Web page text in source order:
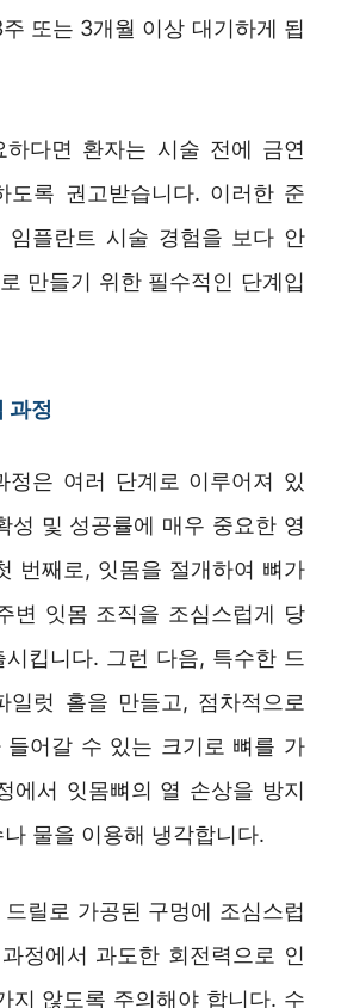
또는 3개월 이상 대기하게 됩
하다면 환자는 시술 전에 금연
도록 권고받습니다. 이러한 준
임플란트 시술 경험을 보다 안
만들기 위한 필수적인 단계입
과정
정은 여러 단계로 이루어져 있
성 및 성공률에 매우 중요한 영
번째로, 잇몸을 절개하여 뼈가
변 잇몸 조직을 조심스럽게 당
킵니다. 그런 다음, 특수한 드
일럿 홀을 만들고, 점차적으로
들어갈 수 있는 크기로 뼈를 가
에서 잇몸뼈의 열 손상을 방지
물을 이용해 냉각합니다.
릴로 가공된 구멍에 조심스럽
정에서 과도한 회전력으로 인
지 않도록 주의해야 합니다. 수